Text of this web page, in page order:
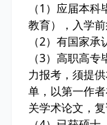
（1）应届本
教育），入学
（2）有国家承
（3）高职高
力报考，须提
单，以第一作
关学术论文，